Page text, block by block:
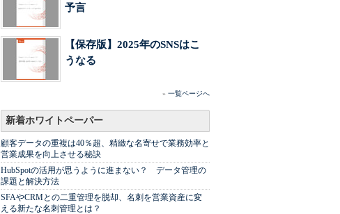
予言
【保存版】2025年のSNSはこ
うなる
» 一覧ページへ
新着ホワイトペーパー
顧客データの重複は40％超、精緻な名寄せで業務効率と
営業成果を向上させる秘訣
HubSpotの活用が思うように進まない？ データ管理の
課題と解決方法
SFAやCRMとの二重管理を脱却、名刺を営業資産に変
える新たな名刺管理とは？